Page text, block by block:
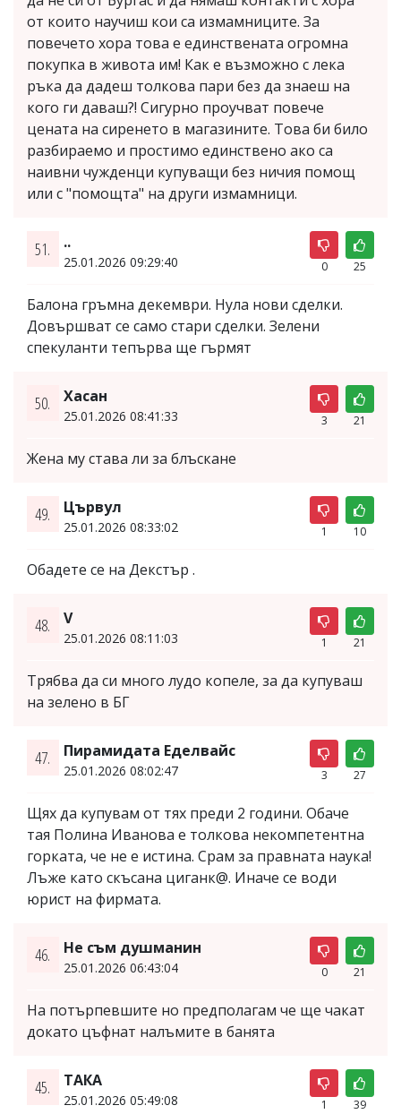
от които научиш кои са измамниците. За
повечето хора това е единствената огромна
покупка в живота им! Как е възможно с лека
ръка да дадеш толкова пари без да знаеш на
кого ги даваш?! Сигурно проучват повече
цената на сиренето в магазините. Това би било
разбираемо и простимо единствено ако са
наивни чужденци купуващи без ничия помощ
или с "помощта" на други измамници.
51. ..
25.01.2026 09:29:40 0 25
Балона гръмна декември. Нула нови сделки.
Довършват се само стари сделки. Зелени
спекуланти тепърва ще гърмят
50. Хасан
25.01.2026 08:41:33 3 21
Жена му става ли за блъскане
49. Цървул
25.01.2026 08:33:02 1 10
Обадете се на Декстър .
48. V
25.01.2026 08:11:03 1 21
Трябва да си много лудо копеле, за да купуваш
на зелено в БГ
47. Пирамидата Еделвайс
25.01.2026 08:02:47 3 27
Щях да купувам от тях преди 2 години. Обаче
тая Полина Иванова е толкова некомпетентна
горката, че не е истина. Срам за правната наука!
Лъже като скъсана циганк@. Иначе се води
юрист на фирмата.
46. Не съм душманин
25.01.2026 06:43:04 0 21
На потърпевшите но предполагам че ще чакат
докато цъфнат налъмите в банята
45. ТАКА
25.01.2026 05:49:08 1 39